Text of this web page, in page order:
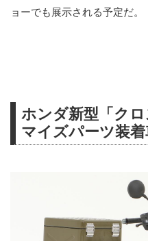
ョーでも展示される予定だ。
ホンダ新型「ク
マイズパーツ装